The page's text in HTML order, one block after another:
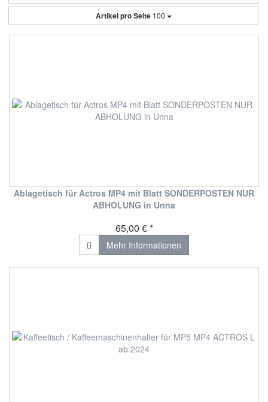
Artikel pro Seite100
Ablagetisch für Actros MP4 mit Blatt SONDERPOSTEN NUR
ABHOLUNG in Unna
65,00 € *
Mehr Informationen